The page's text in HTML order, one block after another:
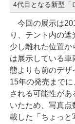
4代目となる新型「
今回の展示は
り、テント内の
少し離れた位置
は展示している車
態よりも前のデザ
15年の発売まで
される可能性が
いたため、写真
載した「ちょっと